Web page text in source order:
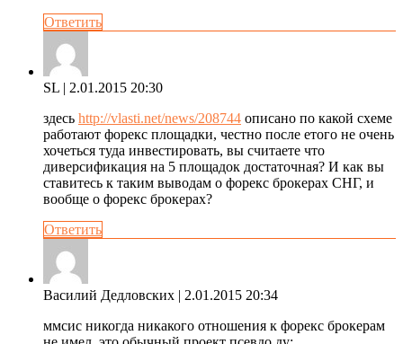
Ответить
SL | 2.01.2015 20:30
здесь http://vlasti.net/news/208744 описано по какой схеме
работают форекс площадки, честно после етого не очень
хочеться туда инвестировать, вы считаете что
диверсификация на 5 площадок достаточная? И как вы
ставитесь к таким выводам о форекс брокерах СНГ, и
вообще о форекс брокерах?
Ответить
Василий Дедловских | 2.01.2015 20:34
ммсис никогда никакого отношения к форекс брокерам